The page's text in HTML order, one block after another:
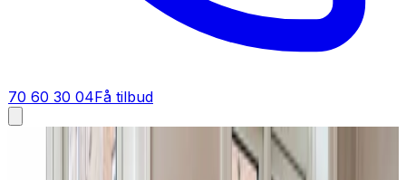
70 60 30 04Få tilbud
Industriventilation i